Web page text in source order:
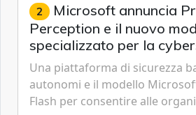
2 Microsoft annuncia
Perception e il nuovo
specializzato per la
Una piattaforma di sicurezza
autonomi e il modello
Flash per consentire alle